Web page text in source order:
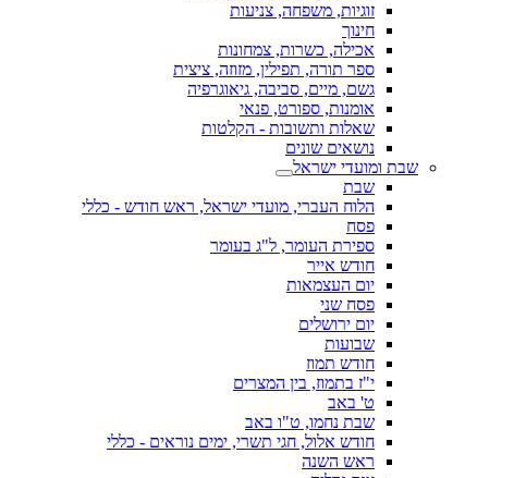
זוגיות, משפחה, צניעות
חינוך
אכילה, כשרות, צמחונות
ספר תורה, תפילין, מזוזה, ציצית
גשם, מיים, סביבה, גיאוגרפיה
אומנות, ספורט, פנאי
שאלות ותשובות - הקלטות
נושאים שונים
שבת ומועדי ישראל
שבת
הלוח העברי, מועדי ישראל, ראש חודש - כללי
פסח
ספירת העומר, ל"ג בעומר
חודש אייר
יום העצמאות
פסח שני
יום ירושלים
שבועות
חודש תמוז
י"ז בתמוז, בין המצרים
ט' באב
שבת נחמו, ט"ו באב
חודש אלול, חגי תשרי, ימים נוראים - כללי
ראש השנה